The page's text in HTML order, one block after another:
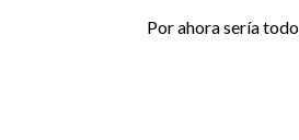
Por ahora sería